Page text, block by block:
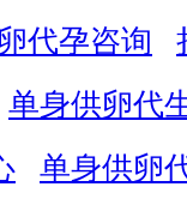
代孕咨询
单身供卵代
单身供卵